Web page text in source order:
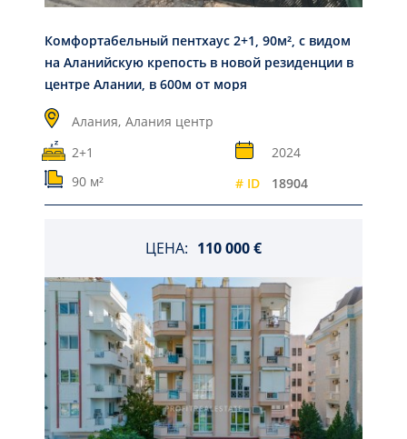
Комфортабельный пентхаус 2+1, 90м², с видом
на Аланийскую крепость в новой резиденции в
центре Алании, в 600м от моря
Алания, Алания центр
2+1
2024
90 м²
# ID 18904
ЦЕНА: 110 000 €